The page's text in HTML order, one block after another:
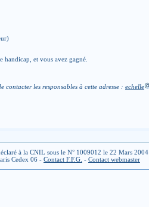
et vous avez gagné.
les responsables à cette adresse : echelle
à la CNIL sous le N° 1009012 le 22 Mars 2004
Cedex 06 - Contact F.F.G. - Contact webmaster